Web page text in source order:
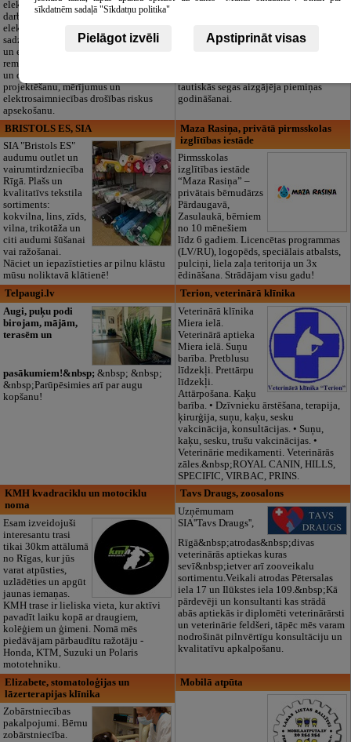
elektromontāžas
darbus,
elektroinstalācijas,
sadzīves tehnikas
un elektronikas
remontu, vājstrāvas
un drošības sistēmu izbūvi, kā arī
projektēšanu, mērījumus un
elektrosaimniecības drošības riskus
apsekošanu.
dokumentu
tautiskās segas aizgājēja piemiņas
godināšanai.
BRISTOLS ES, SIA
SIA "Bristols ES"
audumu outlet un
vairumtirdzniecība
Rīgā. Plašs un
kvalitatīvs tekstila
sortiments:
kokvilna, lins, zīds,
vilna, trikotāža un
citi audumi šūšanai
vai ražošanai.
Nāciet un iepazīstieties ar pilnu klāstu
mūsu noliktavā klātienē!
Maza Rasiņa, privātā pirmsskolas
izglītības iestāde
Pirmsskolas
izglītības iestāde
“Maza Rasiņa” –
privātais bērnudārzs
Pārdaugavā,
Zasulaukā, bērniem
no 10 mēnešiem
līdz 6 gadiem. Licencētas programmas
(LV/RU), logopēds, speciālais atbalsts,
pulciņi, liela zaļa teritorija un 3x
ēdināšana. Strādājam visu gadu!
Telpaugi.lv
Augi, puķu podi
birojam, mājām,
terasēm un
pasākumiem!&nbsp; &nbsp; &nbsp;
&nbsp;Parūpēsimies arī par augu
kopšanu!
Terion, veterinārā klīnika
Veterinārā klīnika
Miera ielā.
Veterinārā aptieka
Miera ielā. Suņu
barība. Pretblusu
līdzekļi. Prettārpu
līdzekļi.
Attārpošana. Kaķu
barība. • Dzīvnieku ārstēšana, terapija,
ķirurģija, suņu, kaķu, sesku
vakcinācija, konsultācijas. • Suņu,
kaķu, sesku, trušu vakcinācijas. •
Veterinārie medikamenti. Veterinārās
zāles.&nbsp;ROYAL CANIN, HILLS,
SPECIFIC, VIRBAC, PRINS.
KMH kvadraciklu un motociklu
noma
Esam izveidojuši
interesantu trasi
tikai 30km attālumā
no Rīgas, kur jūs
varat atpūsties,
uzlādēties un apgūt
jaunas iemaņas.
KMH trase ir lieliska vieta, kur aktīvi
pavadīt laiku kopā ar draugiem,
kolēģiem un ģimeni. Nomā mēs
piedāvājam pārbaudītu ražotāju -
Honda, KTM, Suzuki un Polaris
mototehniku.
Tavs Draugs, zoosalons
Uzņēmumam
SIA''Tavs Draugs'',
Rīgā&nbsp;atrodas&nbsp;divas
veterinārās aptiekas kuras
sevī&nbsp;ietver arī zooveikalu
sortimentu.Veikali atrodas Pētersalas
iela 17 un Ilūkstes iela 109.&nbsp;Kā
pārdevēji un konsultanti kas strādā
abās aptiekās ir diplomēti veterinārārsti
un veterinārie feldšeri, tāpēc mēs varam
nodrošināt pilnvērtīgu konsultāciju un
kvalitatīvu apkalpošanu.
Elizabete, stomatoloģijas un
lāzerterapijas klīnika
Zobārstniecības
pakalpojumi. Bērnu
zobārstniecība.
Mobilā atpūta
sīkdatnēm sadaļā "Sīkdatņu politika"
Pielāgot izvēli Apstiprināt visas